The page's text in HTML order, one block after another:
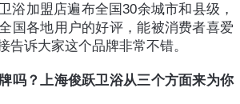
浴加盟店遍布全国30余城市和县级，
国各地用户的好评，能被消费者喜爱
告诉大家这个品牌非常不错。
吗？上海俊跃卫浴从三个方面来为你